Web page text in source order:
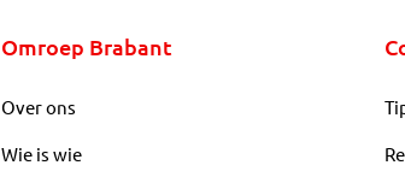
Omroep Brabant
Over ons
Wie is wie